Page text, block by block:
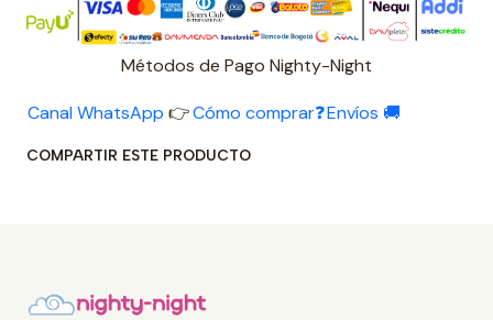
Métodos de Pago Nighty-Night
Canal WhatsApp 👉Cómo comprar❓Envíos 🚚
COMPARTIR ESTE PRODUCTO